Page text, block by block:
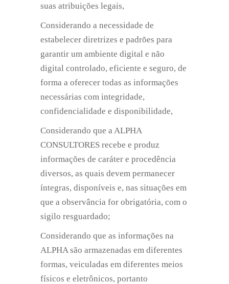
suas atribuições legais,
Considerando a necessidade de
estabelecer diretrizes e padrões para
garantir um ambiente digital e não
digital controlado, eficiente e seguro, de
forma a oferecer todas as informações
necessárias com integridade,
confidencialidade e disponibilidade,
Considerando que a ALPHA
CONSULTORES recebe e produz
informações de caráter e procedência
diversos, as quais devem permanecer
íntegras, disponíveis e, nas situações em
que a observância for obrigatória, com o
sigilo resguardado;
Considerando que as informações na
ALPHA são armazenadas em diferentes
formas, veiculadas em diferentes meios
físicos e eletrônicos, portanto